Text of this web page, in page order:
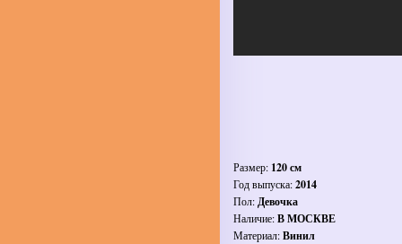
Размер: 120 см
Год выпуска:2014
Пол:Девочка
Наличие:В МОСКВЕ
Материал:Винил